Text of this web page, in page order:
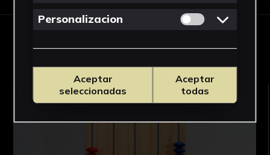
Personalizacion Permitir cookies
Aceptar
seleccionadas
Aceptar
todas